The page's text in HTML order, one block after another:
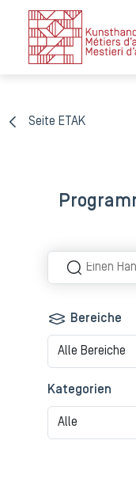
Seite ETAK
Europäische Tage
Bereiche
Kategorien